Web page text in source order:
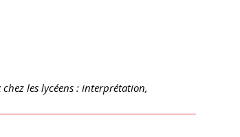
les lycéens : interprétation,